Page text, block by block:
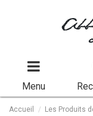
Menu
Accueil Les Produits